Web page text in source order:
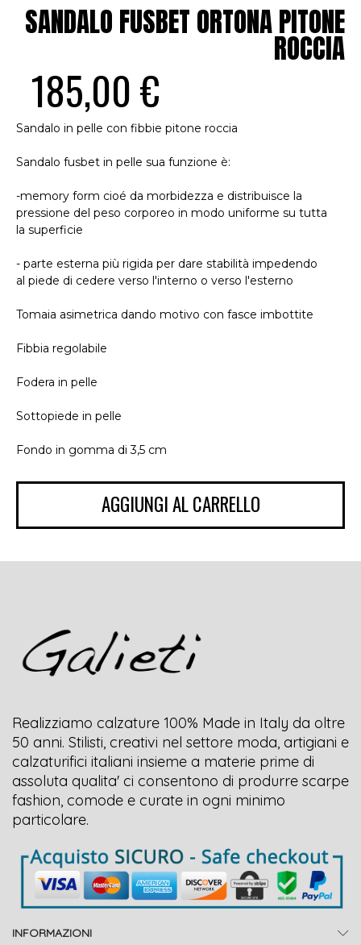
SANDALO FUSBET ORTONA PITONE
ROCCIA
185,00 €
Sandalo in pelle con fibbie pitone roccia
Sandalo fusbet in pelle sua funzione è:
-memory form cioé da morbidezza e distribuisce la
pressione del peso corporeo in modo uniforme su tutta
la superficie
- parte esterna più rigida per dare stabilità impedendo
al piede di cedere verso l'interno o verso l'esterno
Tomaia asimetrica dando motivo con fasce imbottite
Fibbia regolabile
Fodera in pelle
Sottopiede in pelle
Fondo in gomma di 3,5 cm
AGGIUNGI AL CARRELLO
Realizziamo calzature 100% Made in Italy da oltre
50 anni. Stilisti, creativi nel settore moda, artigiani e
calzaturifici italiani insieme a materie prime di
assoluta qualita' ci consentono di produrre scarpe
fashion, comode e curate in ogni minimo
particolare.
INFORMAZIONI